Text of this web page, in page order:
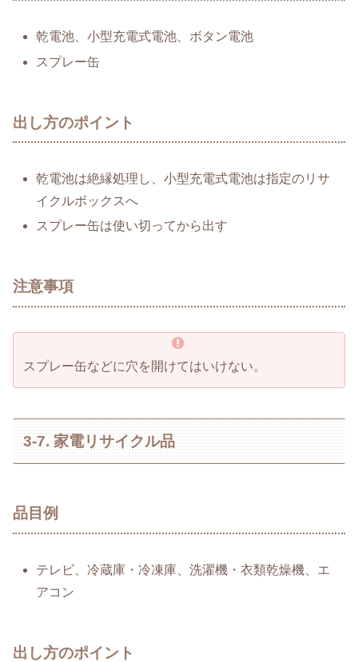
乾電池、小型充電式電池、ボタン電池
スプレー缶
出し方のポイント
乾電池は絶縁処理し、小型充電式電池は指定のリサ
イクルボックスへ
スプレー缶は使い切ってから出す
注意事項
スプレー缶などに穴を開けてはいけない。
3-7. 家電リサイクル品
品目例
テレビ、冷蔵庫・冷凍庫、洗濯機・衣類乾燥機、エ
アコン
出し方のポイント